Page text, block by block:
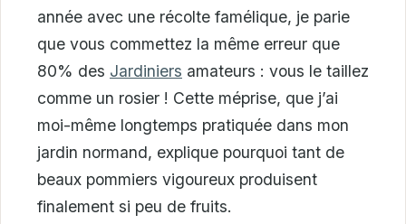
année avec une récolte famélique, je parie
que vous commettez la même erreur que
80% des Jardiniers amateurs : vous le taillez
comme un rosier ! Cette méprise, que j’ai
moi-même longtemps pratiquée dans mon
jardin normand, explique pourquoi tant de
beaux pommiers vigoureux produisent
finalement si peu de fruits.